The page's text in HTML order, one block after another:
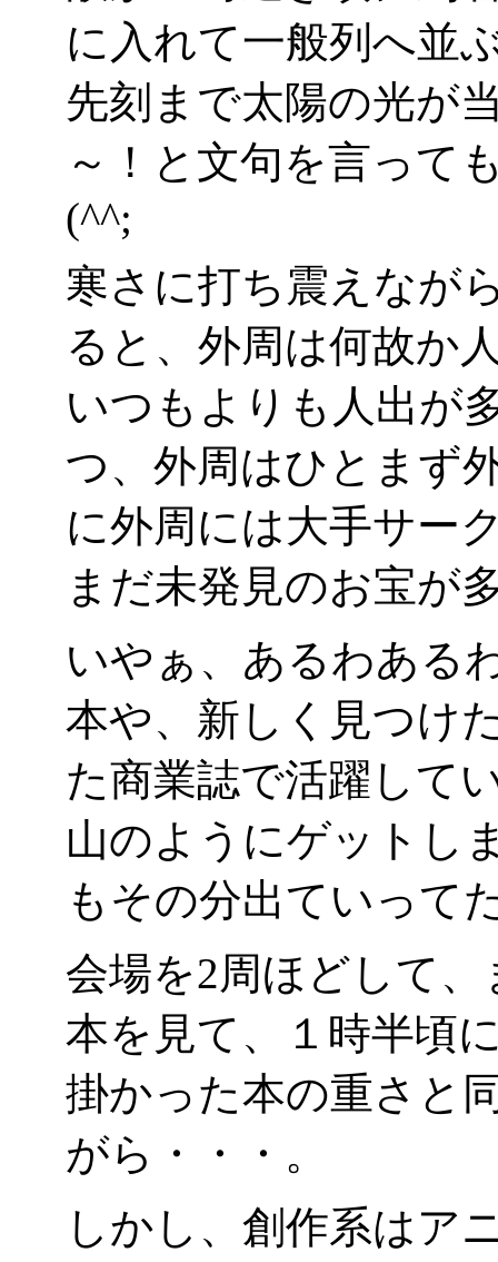
に入れて一般列へ並
先刻まで太陽の光が
～！と文句を言って
(^^;
寒さに打ち震えなが
ると、外周は何故か
いつもよりも人出が
つ、外周はひとまず
に外周には大手サー
まだ未発見のお宝が
いやぁ、あるわある
本や、新しく見つけ
た商業誌で活躍して
山のようにゲットし
もその分出ていって
会場を2周ほどして
本を見て、１時半頃
掛かった本の重さと
がら・・・。
しかし、創作系はア